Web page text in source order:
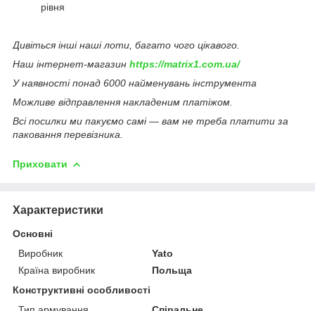
рівня
Дивіться інші наші лоти, багато чого цікавого.
Наш інтернет-магазин https://matrix1.com.ua/
У наявності понад 6000 найменувань інструмента
Можливе відправлення накладеним платіжом.
Всі посилки ми пакуємо самі — вам не треба платити за
паковання перевізника.
Приховати
Характеристики
Основні
Виробник
Yato
Країна виробник
Польща
Конструктивні особливості